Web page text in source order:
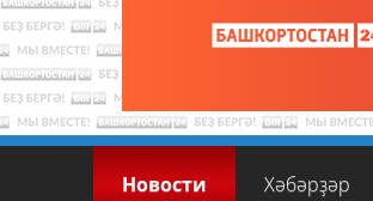
Новости Хәбәрҙәр